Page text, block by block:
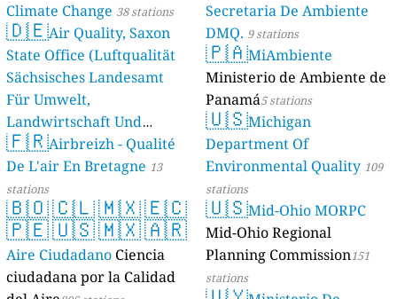
Climate Change 38 stations
🇩🇪Air Quality, Saxon
State Office (Luftqualität
Sächsisches Landesamt
Für Umwelt,
Landwirtschaft Und
Geologie) 50 stations
🇫🇷Airbreizh - Qualité
De L'air En Bretagne 13
stations
🇧🇴🇨🇱🇲🇽🇪🇨
🇵🇪🇺🇸🇲🇽🇦🇷
Aire Ciudadano Ciencia
ciudadana por la Calidad
Secretaria De Ambiente
DMQ. 9 stations
🇵🇦MiAmbiente
Ministerio de Ambiente de
Panamá5 stations
🇺🇸Michigan
Department Of
Environmental Quality 109
stations
🇺🇸Mid-Ohio MORPC
Mid-Ohio Regional
Planning Commission151
stations